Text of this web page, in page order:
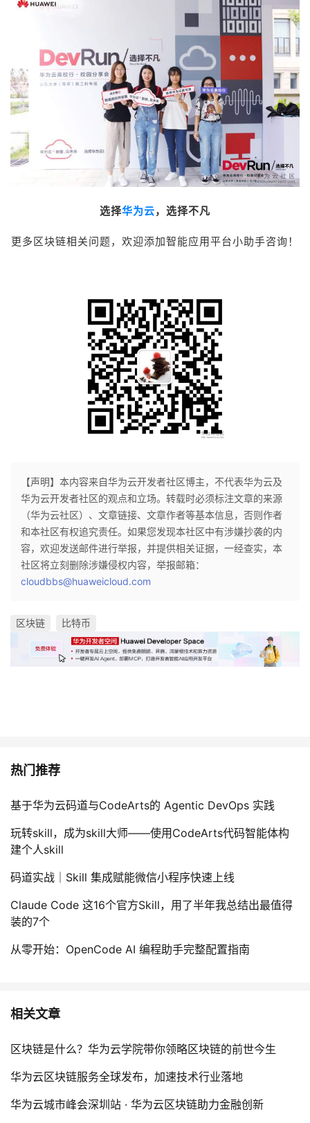
选择华为云，选择不凡
更多区块链相关问题，欢迎添加智能应用平台小助手咨询！
【声明】本内容来自华为云开发者社区博主，不代表华为云及
华为云开发者社区的观点和立场。转载时必须标注文章的来源
（华为云社区）、文章链接、文章作者等基本信息，否则作者
和本社区有权追究责任。如果您发现本社区中有涉嫌抄袭的内
容，欢迎发送邮件进行举报，并提供相关证据，一经查实，本
社区将立刻删除涉嫌侵权内容，举报邮箱：
cloudbbs@huaweicloud.com
区块链 比特币
热门推荐
基于华为云码道与CodeArts的 Agentic DevOps 实践
玩转skill，成为skill大师——使用CodeArts代码智能体构
建个人skill
码道实战｜Skill 集成赋能微信小程序快速上线
Claude Code 这16个官方Skill，用了半年我总结出最值得
装的7个
从零开始：OpenCode AI 编程助手完整配置指南
相关文章
区块链是什么？华为云学院带你领略区块链的前世今生
华为云区块链服务全球发布，加速技术行业落地
华为云城市峰会深圳站 · 华为云区块链助力金融创新